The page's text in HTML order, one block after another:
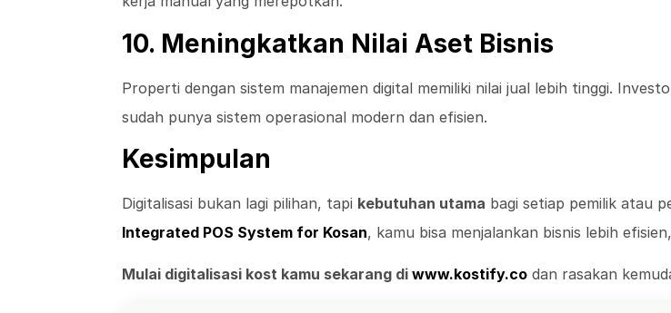
10. Meningkatkan Nilai Aset Bisnis
Properti dengan sistem manajemen digital memiliki nilai jual lebih tinggi.
sudah punya sistem operasional modern dan efisien.
Kesimpulan
Digitalisasi bukan lagi pilihan, tapi kebutuhan utama bagi setiap pemilik atau
Integrated POS System for Kosan, kamu bisa menjalankan bisnis lebih
Mulai digitalisasi kost kamu sekarang diwww.kostify.co dan rasakan